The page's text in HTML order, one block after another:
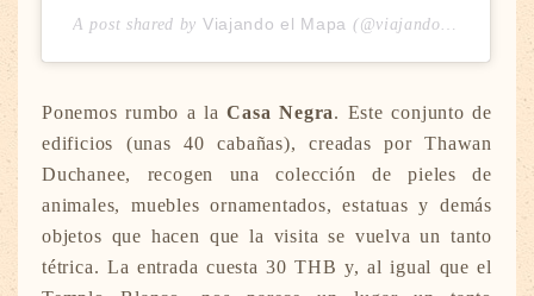
A post shared by Viajando el Mapa (@viajandoelmapa) on
Ponemos rumbo a laCasa Negra. Este conjunto de
edificios (unas 40 cabañas), creadas por Thawan
Duchanee, recogen una colección de pieles de
animales, muebles ornamentados, estatuas y demás
objetos que hacen que la visita se vuelva un tanto
tétrica. La entrada cuesta 30 THB y, al igual que el